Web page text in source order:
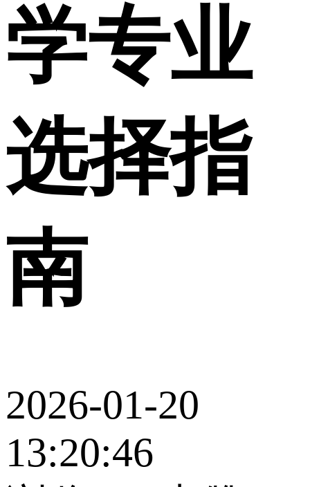
学专业
选择指
南
2026-01-20
13:20:46